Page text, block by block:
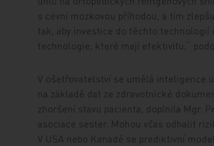
s cévní mozkovou příhodou, a tím
tak, aby investice do těchto technologií
technologie, které mají efektivitu,“
V ošetřovatelství se umělá inteligence
na základě dat ze zdravotnické
zhoršení stavu pacienta, doplnila Mgr.
asociace sester. Mohou včas odhalit
V USA nebo Kanadě se prediktivní